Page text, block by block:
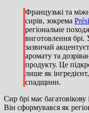
Французькі та
сирів, зокрема
регіональне
виготовлення брі.
зазвичай
аромату та
продукту. Це
лише як
спадщини.
Сир брі має багатовікову
Він сформувався як